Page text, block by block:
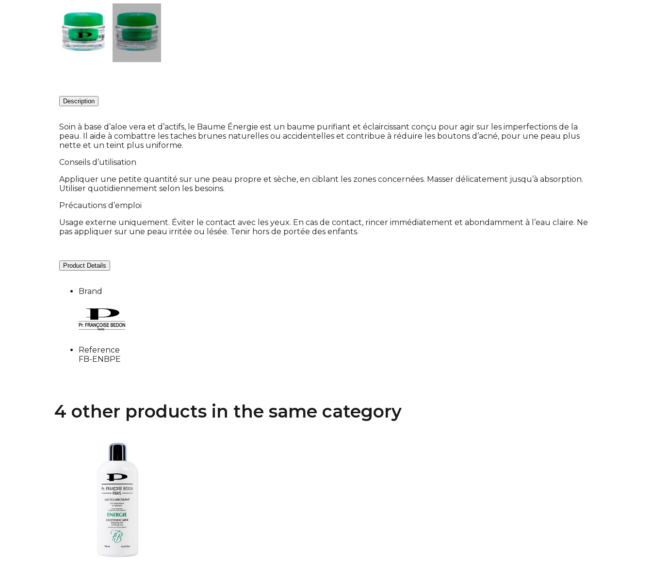
Description
Soin à base d’aloe vera et d’actifs, le Baume Énergie est un baume purifiant et éclaircissant conçu pour agir sur les imperfections de la
peau. Il aide à combattre les taches brunes naturelles ou accidentelles et contribue à réduire les boutons d’acné, pour une peau plus
nette et un teint plus uniforme.
Conseils d’utilisation
Appliquer une petite quantité sur une peau propre et sèche, en ciblant les zones concernées. Masser délicatement jusqu’à absorption.
Utiliser quotidiennement selon les besoins.
Précautions d’emploi
Usage externe uniquement. Éviter le contact avec les yeux. En cas de contact, rincer immédiatement et abondamment à l’eau claire. Ne
pas appliquer sur une peau irritée ou lésée. Tenir hors de portée des enfants.
Product Details
Brand
Reference
FB-ENBPE
4 other products in the same category